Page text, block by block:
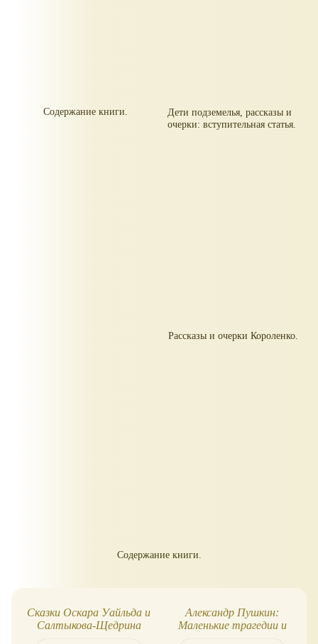
Содержание книги.
Дети подземелья, рассказы и
очерки: вступительная статья.
Рассказы и очерки Короленко.
Содержание книги.
Сказки Оскара Уайльда и
Салтыкова-Щедрина
Александр Пушкин:
Маленькие трагедии и